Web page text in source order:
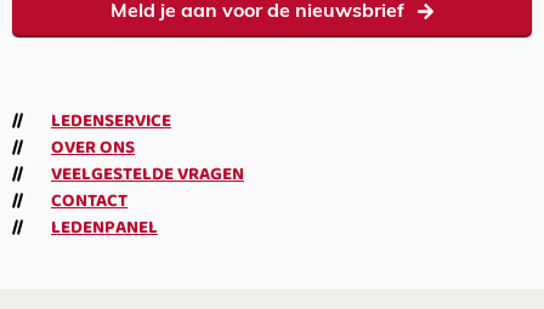
Meld je aan voor de nieuwsbrief
LEDENSERVICE
OVER ONS
VEELGESTELDE VRAGEN
CONTACT
LEDENPANEL